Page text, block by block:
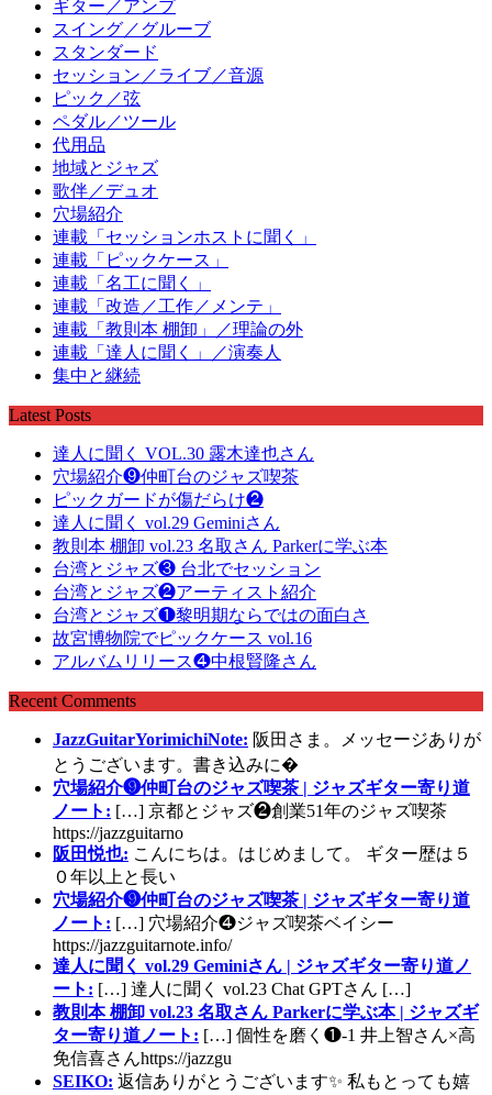
ギター／アンプ
スイング／グルーブ
スタンダード
セッション／ライブ／音源
ピック／弦
ペダル／ツール
代用品
地域とジャズ
歌伴／デュオ
穴場紹介
連載「セッションホストに聞く」
連載「ピックケース」
連載「名工に聞く」
連載「改造／工作／メンテ」
連載「教則本 棚卸」／理論の外
連載「達人に聞く」／演奏人
集中と継続
Latest Posts
達人に聞く VOL.30 露木達也さん
穴場紹介❾仲町台のジャズ喫茶
ピックガードが傷だらけ❷
達人に聞く vol.29 Geminiさん
教則本 棚卸 vol.23 名取さん Parkerに学ぶ本
台湾とジャズ❸ 台北でセッション
台湾とジャズ❷アーティスト紹介
台湾とジャズ❶黎明期ならではの面白さ
故宮博物院でピックケース vol.16
アルバムリリース❹中根賢隆さん
Recent Comments
JazzGuitarYorimichiNote: 阪田さま。メッセージありが
とうございます。書き込みに�
穴場紹介❾仲町台のジャズ喫茶 | ジャズギター寄り道
ノート: […] 京都とジャズ❷創業51年のジャズ喫茶
https://jazzguitarno
阪田悦也: こんにちは。はじめまして。 ギター歴は５
０年以上と長い
穴場紹介❾仲町台のジャズ喫茶 | ジャズギター寄り道
ノート: […] 穴場紹介❹ジャズ喫茶ベイシー
https://jazzguitarnote.info/
達人に聞く vol.29 Geminiさん | ジャズギター寄り道ノ
ート: […] 達人に聞く vol.23 Chat GPTさん […]
教則本 棚卸 vol.23 名取さん Parkerに学ぶ本 | ジャズギ
ター寄り道ノート: […] 個性を磨く❶-1 井上智さん×高
免信喜さんhttps://jazzgu
SEIKO: 返信ありがとうございます✨ 私もとっても嬉